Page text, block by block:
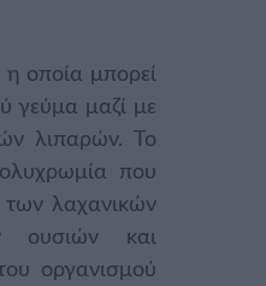
η οποία μπορεί
γεύμα μαζί με
λιπαρών. Το
που
των λαχανικών
ουσιών και
οργανισμού